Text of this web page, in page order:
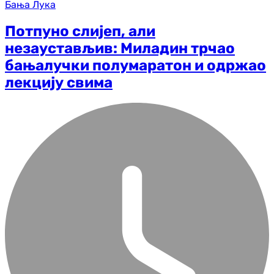
Бања Лука
Потпуно слијеп, али
незаустављив: Миладин трчао
бањалучки полумаратон и одржао
лекцију свима